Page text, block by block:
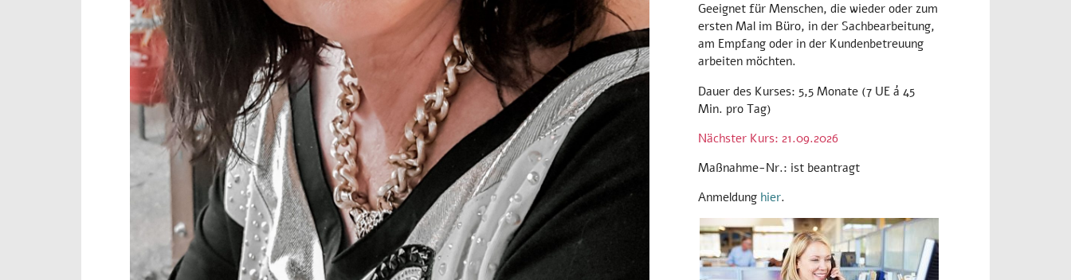
Geeignet für Menschen, die wieder oder zum
ersten Mal im Büro, in der Sachbearbeitung,
am Empfang oder in der Kundenbetreuung
arbeiten möchten.
Dauer des Kurses: 5,5 Monate (7 UE á 45
Min. pro Tag)
Nächster Kurs: 21.09.2026
Maßnahme-Nr.: ist beantragt
Anmeldung hier.